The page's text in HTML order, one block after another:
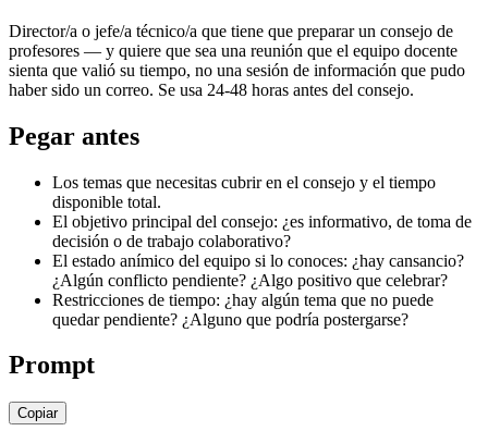
Director/a o jefe/a técnico/a que tiene que preparar un consejo de
profesores — y quiere que sea una reunión que el equipo docente
sienta que valió su tiempo, no una sesión de información que pudo
haber sido un correo. Se usa 24-48 horas antes del consejo.
Pegar antes
Los temas que necesitas cubrir en el consejo y el tiempo
disponible total.
El objetivo principal del consejo: ¿es informativo, de toma de
decisión o de trabajo colaborativo?
El estado anímico del equipo si lo conoces: ¿hay cansancio?
¿Algún conflicto pendiente? ¿Algo positivo que celebrar?
Restricciones de tiempo: ¿hay algún tema que no puede
quedar pendiente? ¿Alguno que podría postergarse?
Prompt
Copiar